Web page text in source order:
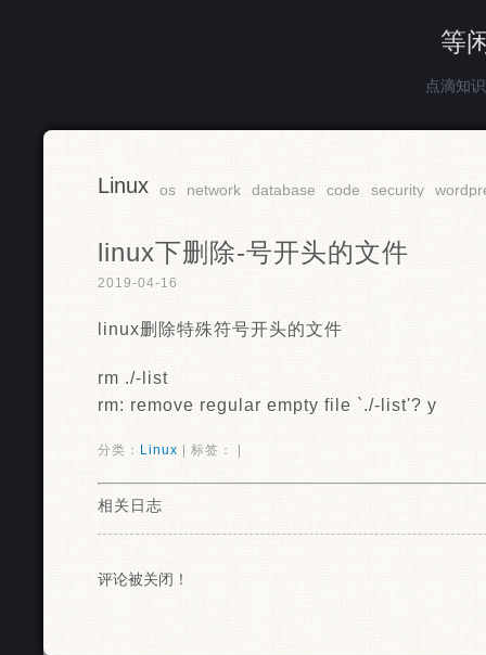
等
点滴知
Linux os network database code security
linux下删除-号开头的文件
2019-04-16
linux删除特殊符号开头的文件
rm ./-list
rm: remove regular empty file `./-list'? y
分类： Linux | 标签： |
相关日志
评论被关闭！